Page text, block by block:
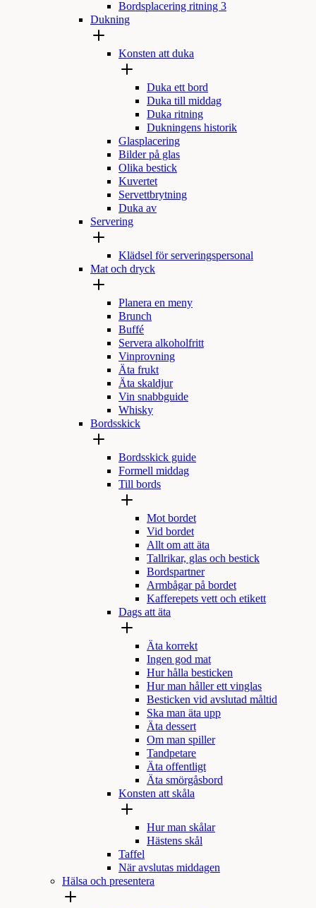
Bordsplacering ritning 3
Dukning
Konsten att duka
Duka ett bord
Duka till middag
Duka ritning
Dukningens historik
Glasplacering
Bilder på glas
Olika bestick
Kuvertet
Servettbrytning
Duka av
Servering
Klädsel för serveringspersonal
Mat och dryck
Planera en meny
Brunch
Buffé
Servera alkoholfritt
Vinprovning
Äta frukt
Äta skaldjur
Vin snabbguide
Whisky
Bordsskick
Bordsskick guide
Formell middag
Till bords
Mot bordet
Vid bordet
Allt om att äta
Tallrikar, glas och bestick
Bordspartner
Armbågar på bordet
Kafferepets vett och etikett
Dags att äta
Äta korrekt
Ingen god mat
Hur hålla besticken
Hur man håller ett vinglas
Besticken vid avslutad måltid
Ska man äta upp
Äta dessert
Om man spiller
Tandpetare
Äta offentligt
Äta smörgåsbord
Konsten att skåla
Hur man skålar
Hästens skål
Taffel
När avslutas middagen
Hälsa och presentera